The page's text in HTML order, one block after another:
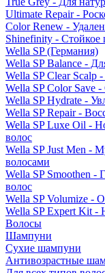
Ultimate Repair -
Color Renew -
Shinefinity - Стойкое
Wella SP (Германия)
Wella SP Balance -
Wella SP Clear Scalp
Wella SP Color Save
Wella SP Hydrate -
Wella SP Repair -
Wella SP Luxe Oil -
волос
Wella SP Just Men -
волосами
Wella SP Smoothen -
волос
Wella SP Volumize -
Wella SP Expert Kit -
Волосы
Шампуни
Сухие шампуни
Антивозрастные